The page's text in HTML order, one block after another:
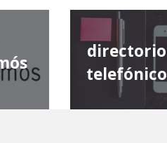
directorio
telefónico